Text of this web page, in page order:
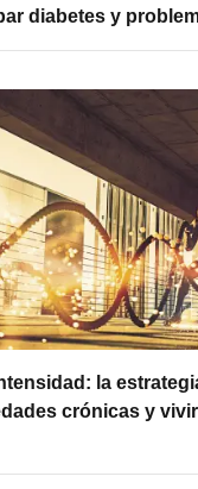
diabetes y
la
crónicas y